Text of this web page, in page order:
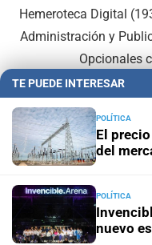
Hemeroteca Digital
Administración y
Opcionales
En
TE PUEDE INTERESAR
POLÍTICA
El
del
POLÍTICA
nuevo